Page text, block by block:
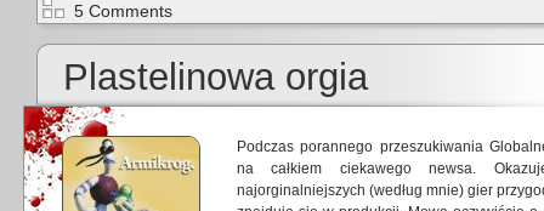
5 Comments
Plastelinowa orgia
Podczas porannego przeszukiwania
na całkiem ciekawego newsa.
najorginalniejszych (według mnie) gier